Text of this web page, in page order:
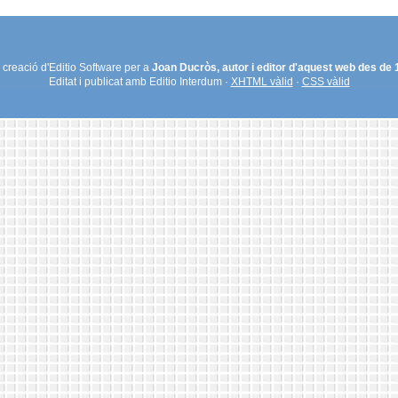
d'Editio Software per a Joan Ducròs, autor i editor d'aquest web des de
Editat i publicat amb Editio Interdum · XHTML vàlid · CSS vàlid